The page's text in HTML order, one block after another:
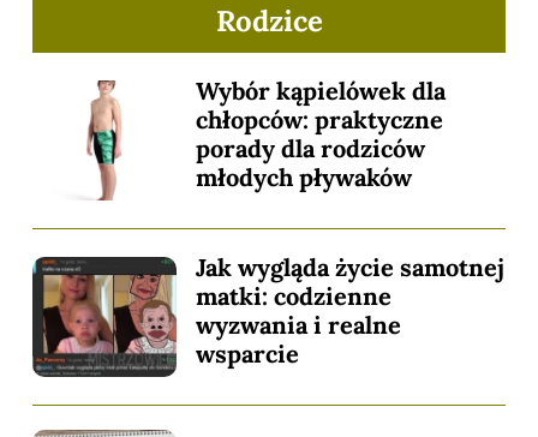
Rodzice
Wybór kąpielówek dla
chłopców: praktyczne
porady dla rodziców
młodych pływaków
Jak wygląda życie samotnej
matki: codzienne
wyzwania i realne
wsparcie